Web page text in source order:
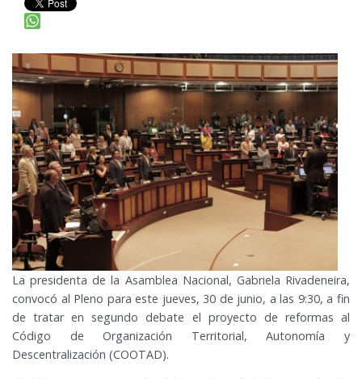
RELACIONES INTERNACIONALES
AGENDA
La presidenta de la Asamblea Nacional, Gabriela Rivadeneira,
convocó al Pleno para este jueves, 30 de junio, a las 9:30, a fin
de tratar en segundo debate el proyecto de reformas al
Código de Organización Territorial, Autonomía y
Descentralización (COOTAD).